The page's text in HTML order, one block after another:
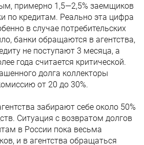
примерно 1,5—2,5% заемщиков
по кредитам. Реально эта цифра
в случае потребительских
банки обращаются в агентства,
не поступают 3 месяца, а
года считается критической.
долга коллекторы
от 20 до 30%.
забирают себе около 50%
Ситуация с возвратом долгов
в России пока весьма
и в агентства обращаться